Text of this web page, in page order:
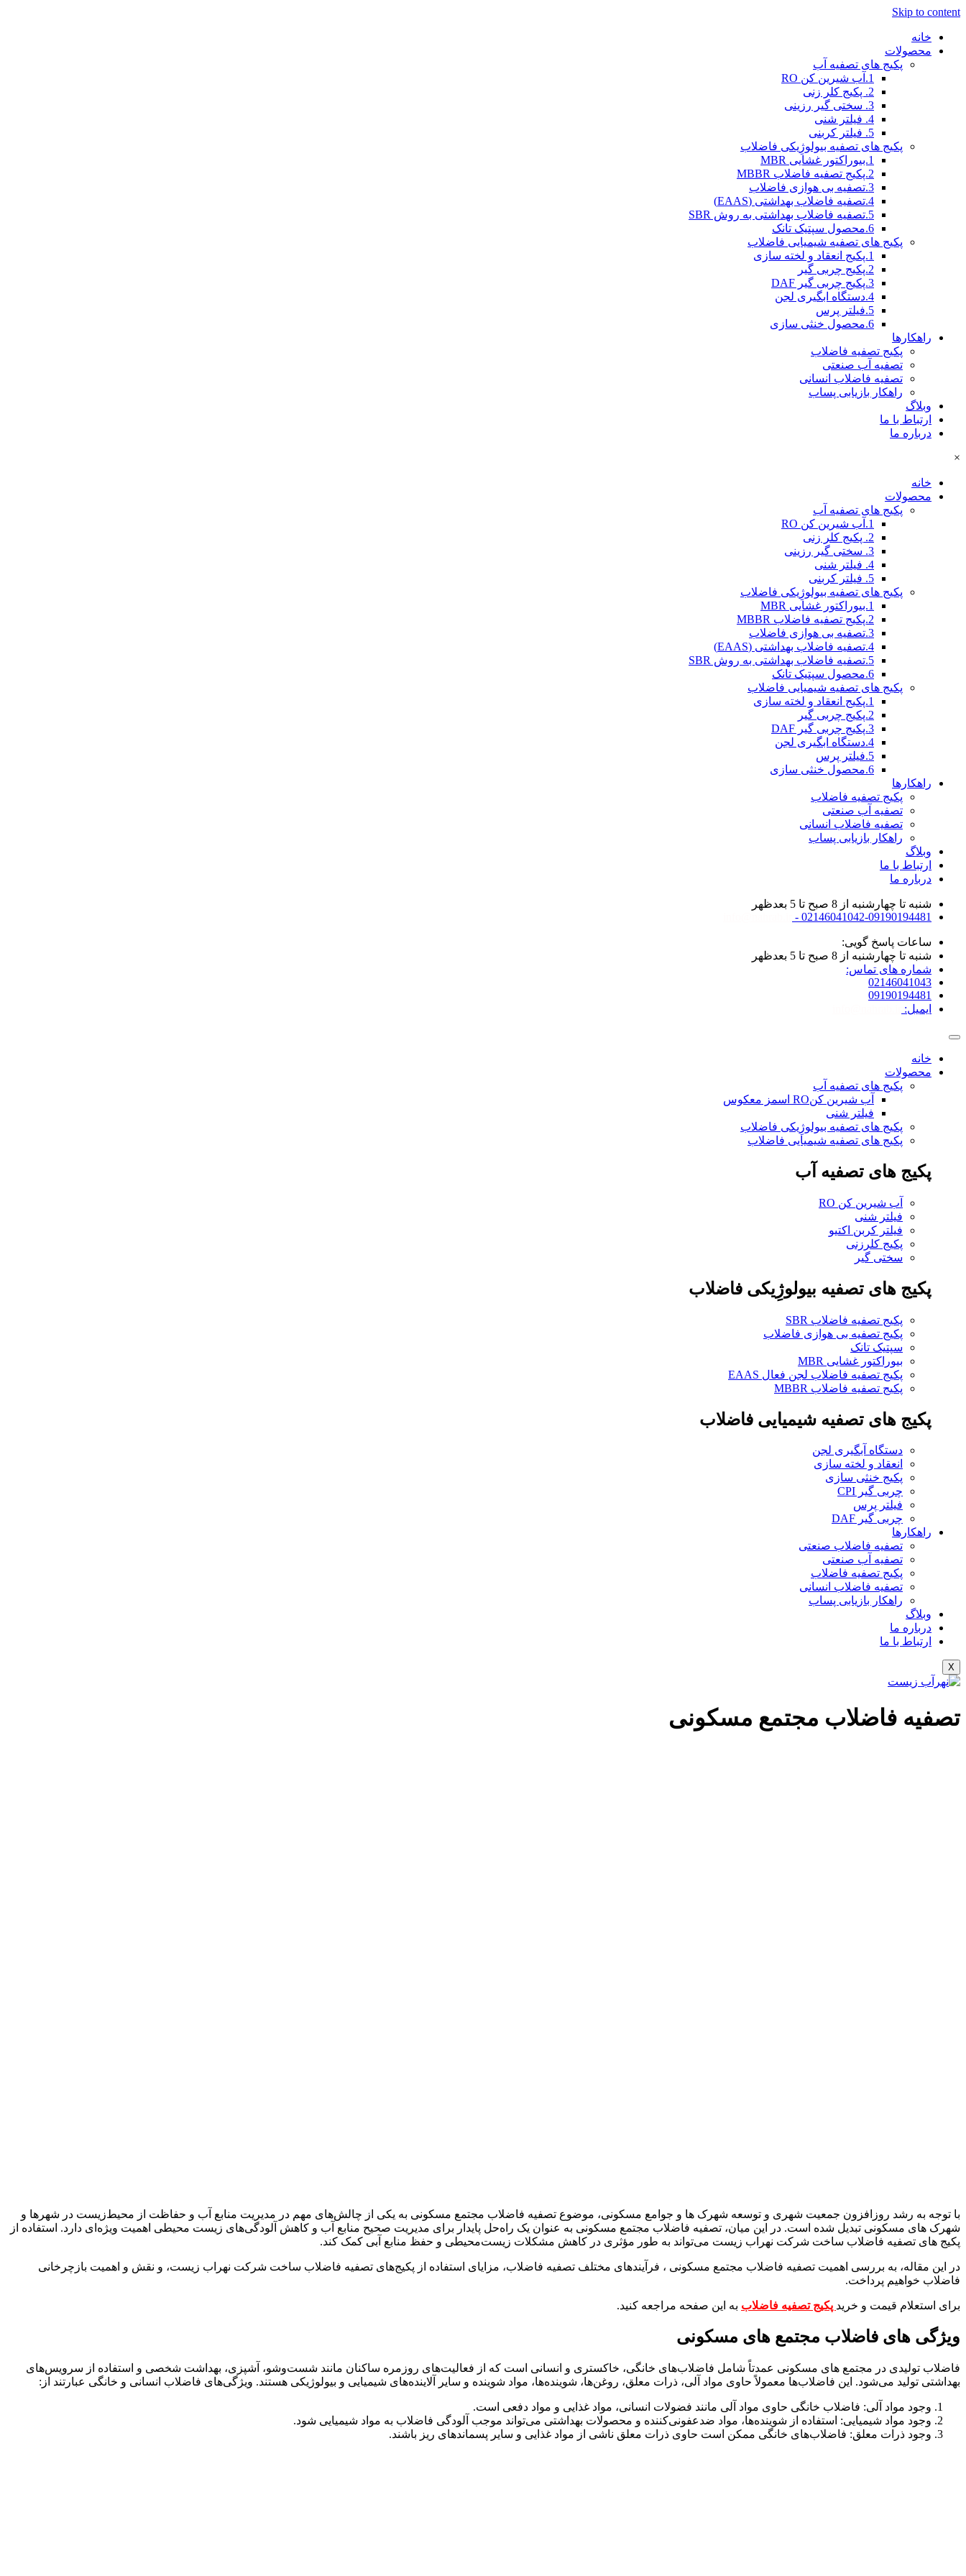
Skip to content
خانه
محصولات
پکیج های تصفیه آب
1.آب شیرین کن RO
2. پکیج کلر زنی
3. سختی گیر رزینی
4. فیلتر شنی
5. فیلتر کربنی
پکیج های تصفیه بیولوژِیکی فاضلاب
1.بیوراکتور غشایی MBR
2.پکیج تصفیه فاضلاب MBBR
3.تصفیه بی هوازی فاضلاب
4.تصفیه فاضلاب بهداشتی (EAAS)
5.تصفیه فاضلاب بهداشتی به روش SBR
6.محصول سپتیک تانک
پکیج های تصفیه شیمیایی فاضلاب
1.پکیج انعقاد و لخته سازی
2.پکیج چربی گیر
3.پکیج چربی گیر DAF
4.دستگاه ابگیری لجن
5.فیلتر پرس
6.محصول خنثی سازی
راهکارها
پکیج تصفیه فاضلاب
تصفیه آب صنعتی
تصفیه فاضلاب انسانی
راهکار بازیابی پساب
وبلاگ
ارتباط با ما
درباره ما
×
خانه
محصولات
پکیج های تصفیه آب
1.آب شیرین کن RO
2. پکیج کلر زنی
3. سختی گیر رزینی
4. فیلتر شنی
5. فیلتر کربنی
پکیج های تصفیه بیولوژِیکی فاضلاب
1.بیوراکتور غشایی MBR
2.پکیج تصفیه فاضلاب MBBR
3.تصفیه بی هوازی فاضلاب
4.تصفیه فاضلاب بهداشتی (EAAS)
5.تصفیه فاضلاب بهداشتی به روش SBR
6.محصول سپتیک تانک
پکیج های تصفیه شیمیایی فاضلاب
1.پکیج انعقاد و لخته سازی
2.پکیج چربی گیر
3.پکیج چربی گیر DAF
4.دستگاه ابگیری لجن
5.فیلتر پرس
6.محصول خنثی سازی
راهکارها
پکیج تصفیه فاضلاب
تصفیه آب صنعتی
تصفیه فاضلاب انسانی
راهکار بازیابی پساب
وبلاگ
ارتباط با ما
درباره ما
شنبه تا چهارشنبه از 8 صبح تا 5 بعدظهر
02146041042-09190194481 -
ساعات پاسخ گویی:
شنبه تا چهارشنبه از 8 صبح تا 5 بعدظهر
شماره های تماس:
02146041043
09190194481
ایمیل:
خانه
محصولات
پکیج های تصفیه آب
آب شیرین کنRO اسمز معکوس
فیلتر شنی
پکیج های تصفیه بیولوژِیکی فاضلاب
پکیج های تصفیه شیمیایی فاضلاب
پکیج های تصفیه آب
آب شیرین کن RO
فیلتر شنی
فیلتر کربن اکتیو
پکیج کلرزنی
سختی گیر
پکیج های تصفیه بیولوژِیکی فاضلاب
پکیج تصفیه فاضلاب SBR
پکیج تصفیه بی هوازی فاضلاب
سپتیک تانک
بیوراکتور غشایی MBR
پکیج تصفیه فاضلاب لجن فعال EAAS
پکیج تصفیه فاضلاب MBBR
پکیج های تصفیه شیمیایی فاضلاب
دستگاه آبگیری لجن
انعقاد و لخته سازی
پکیج خنثی سازی
چربی گیر CPI
فیلتر پرس
چربی گیر DAF
راهکارها
تصفیه فاضلاب صنعتی
تصفیه آب صنعتی
پکیج تصفیه فاضلاب
تصفیه فاضلاب انسانی
راهکار بازیابی پساب
وبلاگ
درباره ما
ارتباط با ما
X
تصفیه فاضلاب مجتمع مسکونی
با توجه به رشد روزافزون جمعیت شهری و توسعه شهرک ها و جوامع مسکونی، موضوع تصفیه فاضلاب مجتمع مسکونی به یکی از چالش‌های مهم در مدیریت منابع آب و حفاظت از محیط‌زیست در شهرها و
شهرک های مسکونی تبدیل شده است. در این میان، تصفیه فاضلاب مجتمع‌ مسکونی به عنوان یک راه‌حل پایدار برای مدیریت صحیح منابع آب و کاهش آلودگی‌های زیست محیطی اهمیت ویژه‌ای دارد. استفاده از
پکیج‌ های تصفیه فاضلاب ساخت شرکت نهراب زیست می‌تواند به طور مؤثری در کاهش مشکلات زیست‌محیطی و حفظ منابع آبی کمک کند.
در این مقاله، به بررسی اهمیت تصفیه فاضلاب مجتمع‌ مسکونی ، فرآیندهای مختلف تصفیه فاضلاب، مزایای استفاده از پکیج‌های تصفیه فاضلاب ساخت شرکت نهراب زیست، و نقش و اهمیت بازچرخانی
فاضلاب خواهیم پرداخت.
برای استعلام قیمت و خرید پکیج تصفیه فاضلاب به این صفحه مراجعه کنید.
ویژگی‌ های فاضلاب مجتمع‌ های مسکونی
فاضلاب تولیدی در مجتمع‌ های مسکونی عمدتاً شامل فاضلاب‌های خانگی، خاکستری و انسانی است که از فعالیت‌های روزمره ساکنان مانند شست‌وشو، آشپزی، بهداشت شخصی و استفاده از سرویس‌های
بهداشتی تولید می‌شود. این فاضلاب‌ها معمولاً حاوی مواد آلی، ذرات معلق، روغن‌ها، شوینده‌ها، مواد شوینده و سایر آلاینده‌های شیمیایی و بیولوژیکی هستند. ویژگی‌های فاضلاب انسانی و خانگی عبارتند از:
وجود مواد آلی: فاضلاب خانگی حاوی مواد آلی مانند فضولات انسانی، مواد غذایی و مواد دفعی است.
وجود مواد شیمیایی: استفاده از شوینده‌ها، مواد ضدعفونی‌کننده و محصولات بهداشتی می‌تواند موجب آلودگی فاضلاب به مواد شیمیایی شود.
وجود ذرات معلق: فاضلاب‌های خانگی ممکن است حاوی ذرات معلق ناشی از مواد غذایی و سایر پسماندهای ریز باشند.